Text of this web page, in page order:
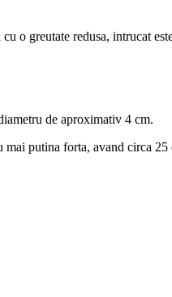
o greutate redusa, intrucat
de aproximativ 4 cm.
putina forta, avand circa